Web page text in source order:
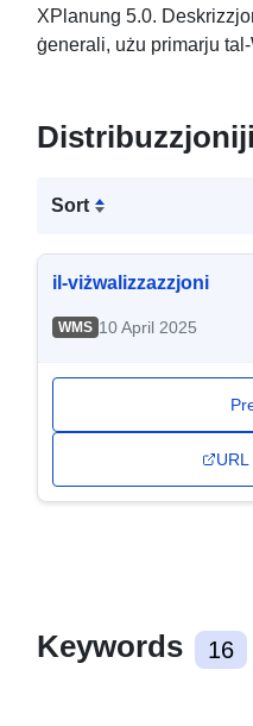
XPlanung 5.0.
ġenerali, użu primarju tal-
Sort
il-viżwalizzazzjoni
WMS 10 April 2025
Keywords 16